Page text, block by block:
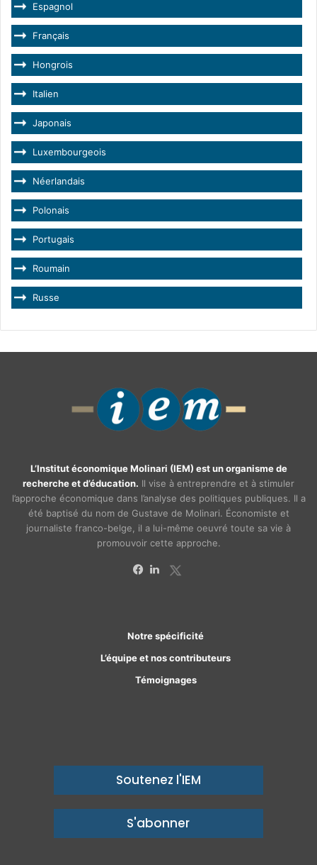
Espagnol
Français
Hongrois
Italien
Japonais
Luxembourgeois
Néerlandais
Polonais
Portugais
Roumain
Russe
L’Institut économique Molinari (IEM) est un organisme de
recherche et d’éducation. Il vise à entreprendre et à stimuler
l’approche économique dans l’analyse des politiques publiques. Il a
été baptisé du nom de Gustave de Molinari. Économiste et
journaliste franco-belge, il a lui-même oeuvré toute sa vie à
promouvoir cette approche.
Notre spécificité
L’équipe et nos contributeurs
Témoignages
Soutenez l'IEM
S'abonner